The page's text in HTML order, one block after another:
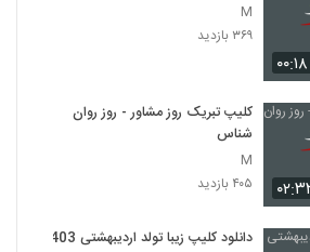
۰۰:۱۸
M
۳۶۹ بازدید
کلیپ تبریک روز مشاور - روز روان
شناس
M
۴۰۵ بازدید
دانلود کلیپ زیبا تولد اردیبهشتی 1403